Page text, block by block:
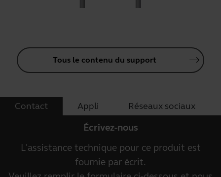
Tous le contenu du support
Contact Appli Réseaux sociaux
Écrivez-nous
L'assistance technique pour ce produit est
fournie par écrit.